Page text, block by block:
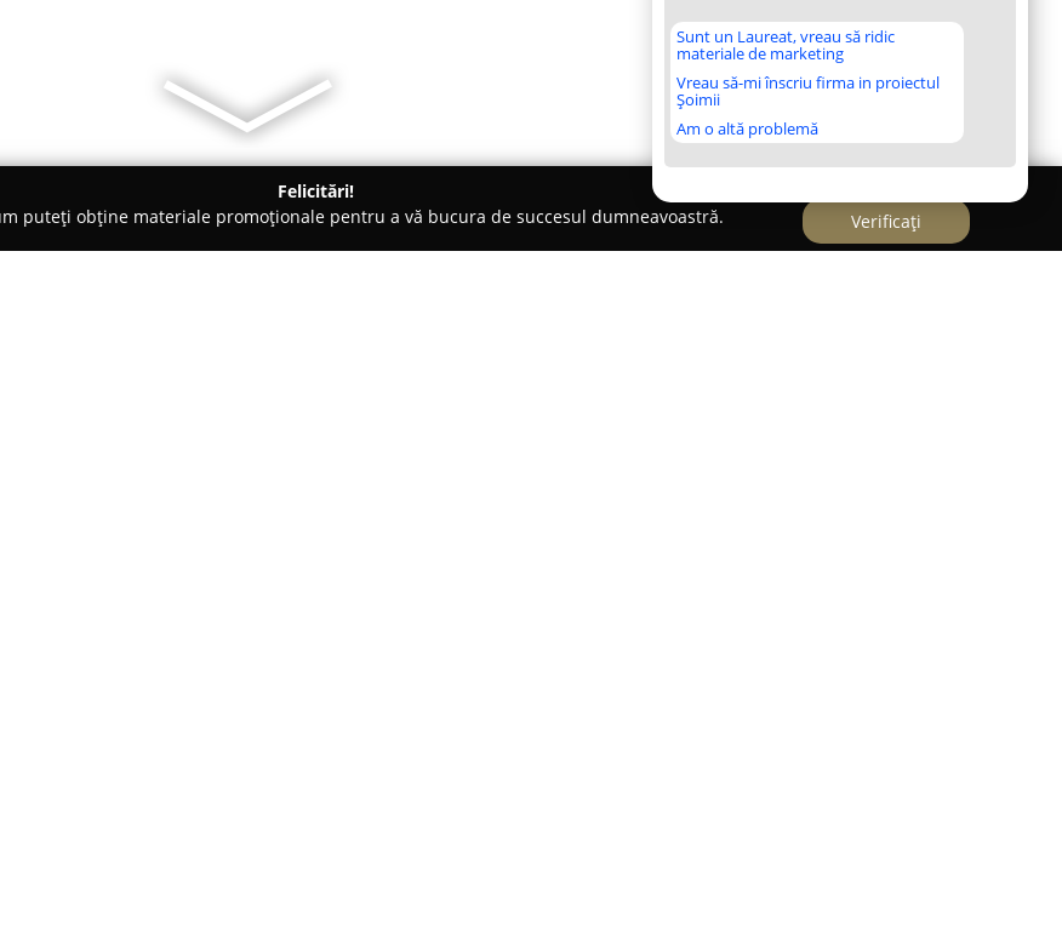
Sunt un Laureat, vreau să ridic
materiale de marketing
Vreau să-mi înscriu firma in proiectul
Șoimii
Am o altă problemă
Felicitări!
puteți obține materiale promoționale pentru a vă bucura de succesul dumneavoastră.
Verificați